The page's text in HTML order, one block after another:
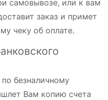
самовывозе, или к вам
заказ и примет
чеку об оплате.
безналичному
Вам копию счета